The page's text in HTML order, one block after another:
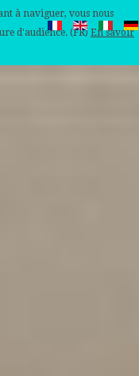
à naviguer, vous nous
d'audience. (FR) En savoir